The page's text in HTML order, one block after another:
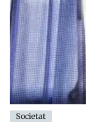
Societat